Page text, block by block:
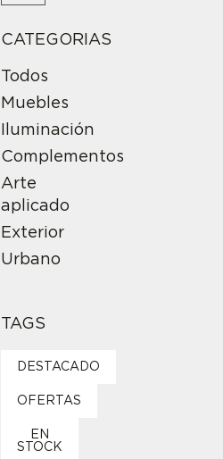
CATEGORIAS
Todos
Muebles
Iluminación
Complementos
Arte
aplicado
Exterior
Urbano
TAGS
DESTACADO
OFERTAS
EN
STOCK